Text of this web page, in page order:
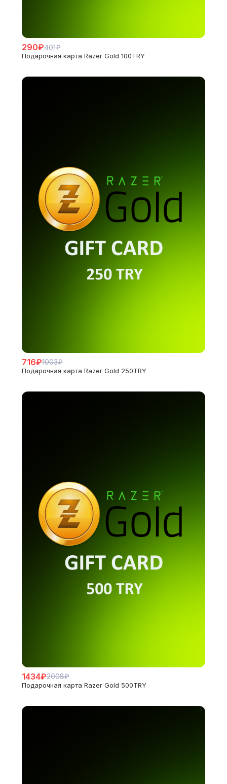
290₽401₽
Подарочная карта Razer Gold 100TRY
716₽1003₽
Подарочная карта Razer Gold 250TRY
1434₽2008₽
Подарочная карта Razer Gold 500TRY